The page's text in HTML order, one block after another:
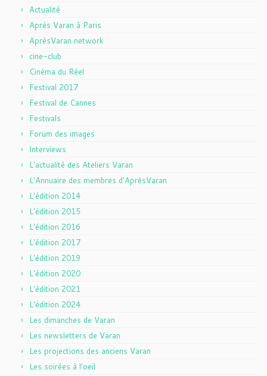
Actualité
Après Varan à Paris
AprèsVaran network
cine-club
Cinéma du Réel
Festival 2017
Festival de Cannes
Festivals
Forum des images
Interviews
L'actualité des Ateliers Varan
L'Annuaire des membres d'AprèsVaran
L'édition 2014
L'édition 2015
L'édition 2016
L'édition 2017
L'édition 2019
L'édition 2020
L'édition 2021
L'édition 2024
Les dimanches de Varan
Les newsletters de Varan
Les projections des anciens Varan
Les soirées à l'oeil